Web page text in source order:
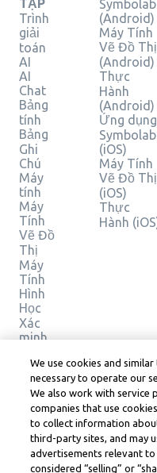
TẬP
Trình
giải
toán
AI
AI
Chat
Bảng
tính
Bảng
Ghi
Chú
Máy
tính
Máy
Tính
Vẽ Đồ
Thị
Máy
Tính
Hình
Học
Xác
minh
pháp
Symbolab
(Android)
Máy Tính
Vẽ Đồ Thị
(Android)
Thực
Hành
(Android)
Ứng dụng
Symbolab
(iOS)
Máy Tính
Vẽ Đồ Thị
(iOS)
Thực
Hành
Symbolab, a
©
We use cookies and
necessary to operate our
We also work with service
companies that use
to collect information
third-party sites, and may
advertisements relevant
considered “selling” or